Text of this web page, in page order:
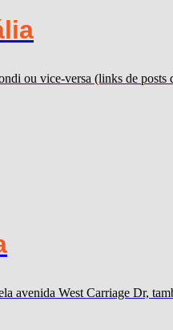
ou vice-versa (links de
avenida West Carriage Dr,